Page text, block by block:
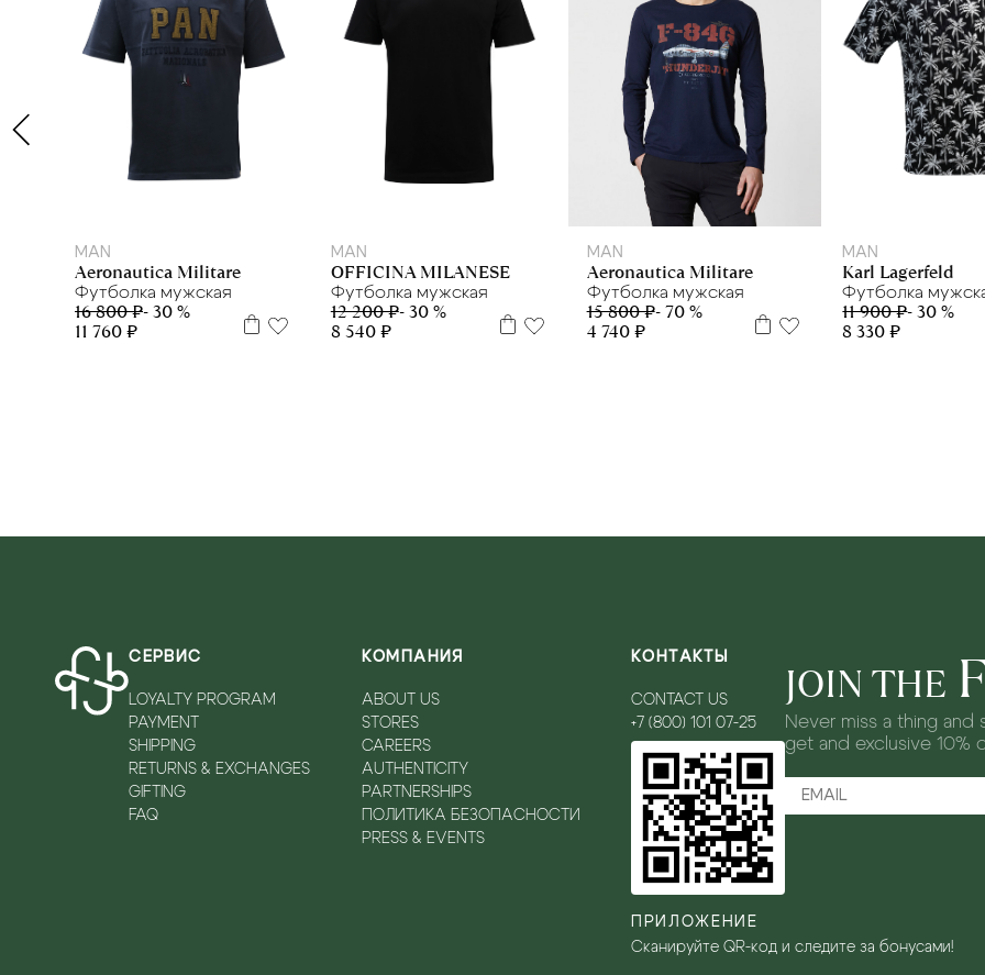
MAN
Aeronautica Militare
Футболка мужская
16 800 ₽- 30 %
11 760 ₽
MAN
OFFICINA MILANESE
Футболка мужская
12 200 ₽- 30 %
8 540 ₽
XL
MAN
Aeronautica Militare
Футболка мужская
15 800 ₽- 70 %
4 740 ₽
MAN
Karl Lagerfeld
Футболка
11 900 ₽- 30 %
8 330 ₽
СЕРВИС
LOYALTY PROGRAM
PAYMENT
SHIPPING
RETURNS & EXCHANGES
GIFTING
FAQ
КОМПАНИЯ
ABOUT US
STORES
CAREERS
AUTHENTICITY
PARTNERSHIPS
ПОЛИТИКА БЕЗОПАСНОСТИ
PRESS & EVENTS
КОНТАКТЫ
CONTACT US
+7 (800) 101 07-25
ПРИЛОЖЕНИЕ
Сканируйте QR-код и следите за бонусами!
JOIN THE
Never miss a thing
get and exclusive 10%